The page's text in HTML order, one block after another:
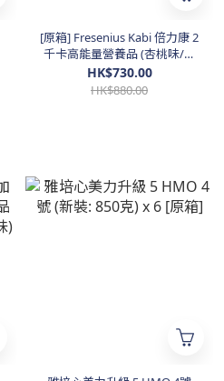
[原箱] Fresenius Kabi 倍力康 2
千卡高能量營養品 (杏桃味/雲
呢拿味/雜莓味) (24支)
HK$730.00
HK$880.00